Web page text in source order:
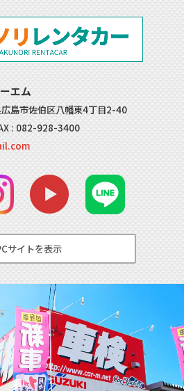
エム
島市佐伯区八幡東4丁目2-40
: 082-928-3400
サイトを表示